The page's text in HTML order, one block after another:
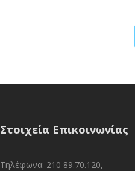
Στοιχεία Επικοινωνίας
Τηλέφωνα: 210 89.70.120,